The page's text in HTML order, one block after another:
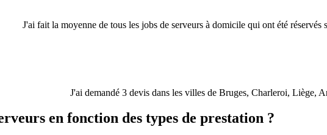
J'ai fait la moyenne de tous les jobs de serveurs à domicile qui ont été réservés
J'ai demandé 3 devis dans les villes de Bruges, Charleroi, Liège,
en fonction des types de prestation ?